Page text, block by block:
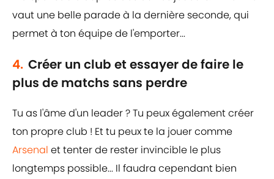
vaut une belle parade à la dernière seconde, qui
permet à ton équipe de l'emporter...
4. Créer un club et essayer de faire le
plus de matchs sans perdre
Tu as l'âme d'un leader ? Tu peux également créer
ton propre club ! Et tu peux te la jouer comme
Arsenal et tenter de rester invincible le plus
longtemps possible... Il faudra cependant bien